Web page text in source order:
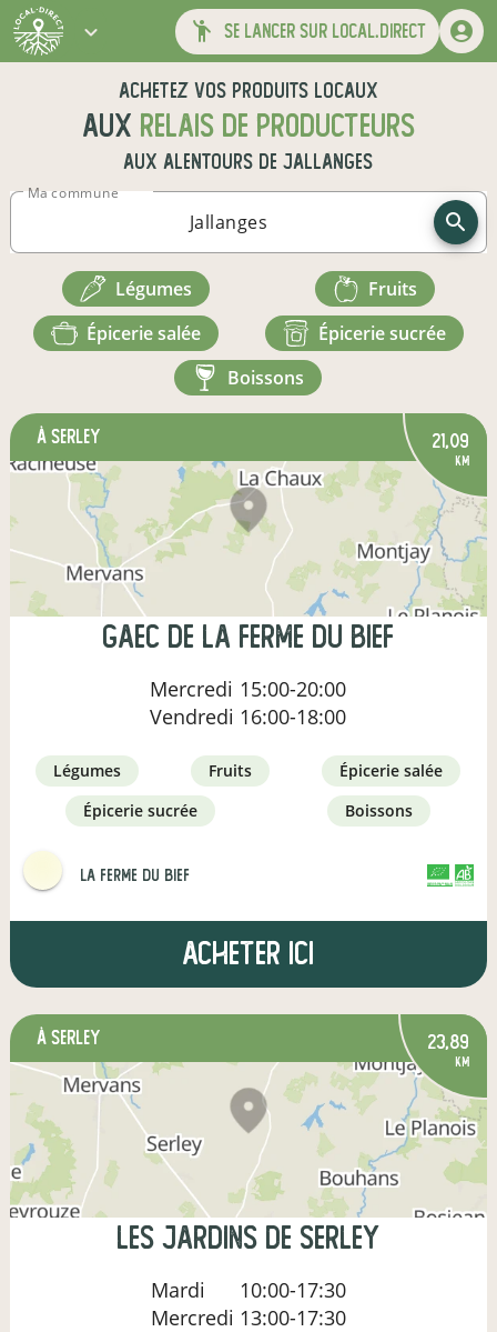
se lancer sur local.direct
Achetez vos produits locaux
aux relais de producteurs
aux alentours deJallanges
Ma commune
légumes
fruits
épicerie salée
épicerie sucrée
boissons
à Serley 21,09
km
gaec de la ferme du bief
Mercredi 15:00-20:00
Vendredi 16:00-18:00
légumes fruits
épicerie salée
épicerie sucrée
boissons
La Ferme du Bief CERTIFIÉ PAR FR-BIO-01
AGRICULTURE FRANCE
Acheter ici
à Serley 23,89
km
Les Jardins de Serley
Mardi
10:00-17:30
Mercredi 13:00-17:30